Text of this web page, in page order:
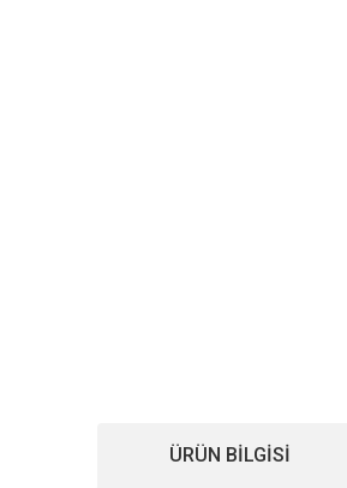
ÜRÜN BILGISI